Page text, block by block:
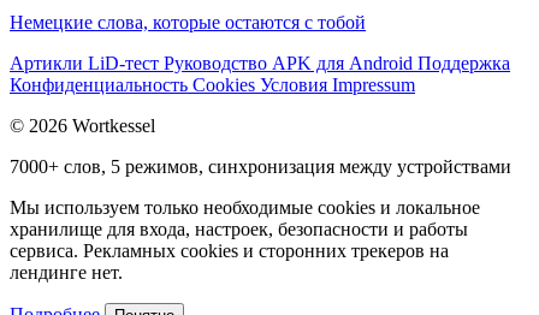
Немецкие слова, которые остаются с тобой
Артикли LiD-тест Руководство APK для Android Поддержка
Конфиденциальность Cookies Условия Impressum
© 2026 Wortkessel
7000+ слов, 5 режимов, синхронизация между устройствами
Мы используем только необходимые cookies и локальное
хранилище для входа, настроек, безопасности и работы
сервиса. Рекламных cookies и сторонних трекеров на
лендинге нет.